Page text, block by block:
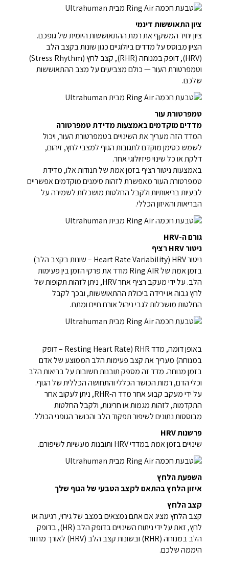
ציון התאוששות דינמי
ציון יחיד המשקף את רמת ההתאוששות היומית של גופכם.
הציון מבוסס על מדדים ביולוגיים כגון שונות בקצב הלב
(HRV), דופק במנוחה (RHR), קצב לחץ (Stress Rhythm)
וטמפרטורת העור — כולם מצביעים על מצב ההתאוששות
שלכם.
טמפרטורת עור
מדדים מוקדמים באמצעות מדידת טמפרטורה
המדד הזה מעריך את השינויים בטמפרטורת העור, ויכול
לשמש כסימן מוקדם לתגובות הגוף למצבי לחץ, זיהום,
דלקת או כל שינוי פיזיולוגי אחר.
באמצעות ניטור רציף בזמן אמת של תנודות אלו, מדידת
טמפרטורת העור מאפשרת לזהות סימנים מוקדמים אפשריים
לבעיות בריאותיות ולקבל החלטות מושכלות לשמירה על
הבריאות והאיזון הכללי.
גורם ה-HRV
ניטור HRV רציף
ניטור HRV (Heart Rate Variability – שונות בקצב הלב)
בזמן אמת של Ring AIR מודד את פרקי הזמן בין פעימות
הלב. על ידי מעקב רציף אחר HRV, ניתן לזהות תקופות של
לחץ גבוה או ירידה ביכולת ההתאוששות, ובכך לקבל
החלטות מושכלות לגבי ניהול אורח חיים ומתח.
באופן דומה, מדד RHR (Resting Heart Rate – דופק
במנוחה) מעריך את קצב פעימות הלב הממוצע של אדם
בזמן מנוחה. מדד זה מספק תובנות חשובות על בריאות הלב
וכלי הדם, רמות הכושר הכללי והתחושה הכללית של הגוף.
על ידי מעקב קבוע אחר מדד ה-RHR, ניתן לעקוב אחר
התקדמות, לזהות מגמות או חריגות, ולקבל החלטות
מבוססות נתונים לשיפור תפקוד הלב והכושר הגופני הכולל.
פרשנות HRV
שינויים בזמן אמת במדדי HRV ותובנות מעשיות לשיפורם.
השפעת הלחץ
איזון הלחץ בהתאם לקצב הטבעי של הגוף שלך
קצב הלחץ
קצב הלחץ מציג אם אתם נמצאים במצב של גירוי, רגיעה או
לחץ, זאת על ידי ניתוח השינויים בדופק הלב (HR), בדופק
הלב במנוחה (RHR) ובשונות קצב הלב (HRV) לאורך מחזור
היממה שלכם.